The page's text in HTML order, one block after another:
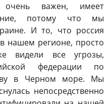
очень важен, имеет
потому что мы
И то, что россия
нашем регионе, просто
видели все угрозы,
федерации по
в Черном море. Мы
непосредственно